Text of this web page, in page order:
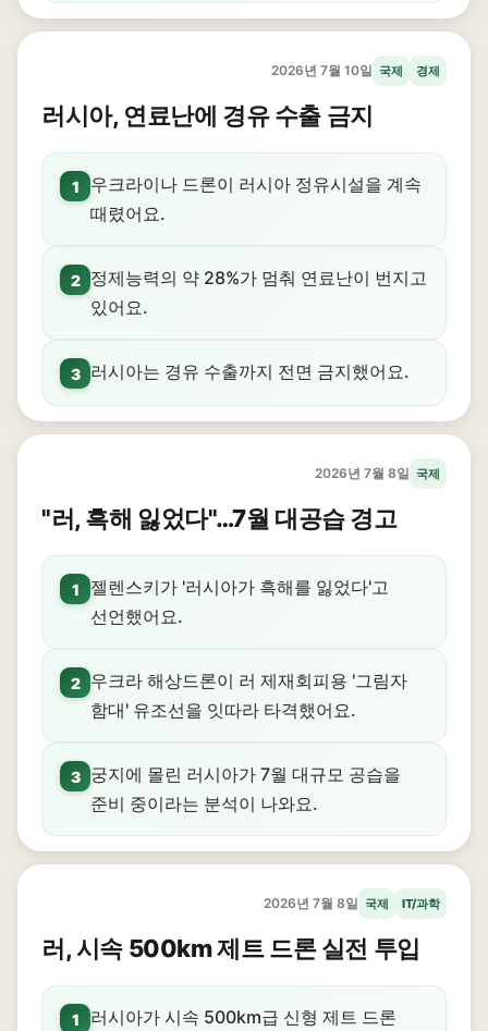
2026년 7월 10일 국제 경제
러시아, 연료난에 경유 수출 금지
1
우크라이나 드론이 러시아 정유시설을 계속
때렸어요.
2
정제능력의 약 28%가 멈춰 연료난이 번지고
있어요.
3 러시아는 경유 수출까지 전면 금지했어요.
2026년 7월 8일 국제
"러, 흑해 잃었다"…7월 대공습 경고
1
젤렌스키가 '러시아가 흑해를 잃었다'고
선언했어요.
2
우크라 해상드론이 러 제재회피용 '그림자
함대' 유조선을 잇따라 타격했어요.
3
궁지에 몰린 러시아가 7월 대규모 공습을
준비 중이라는 분석이 나와요.
2026년 7월 8일 국제 IT/과학
러, 시속 500km 제트 드론 실전 투입
1
러시아가 시속 500km급 신형 제트 드론